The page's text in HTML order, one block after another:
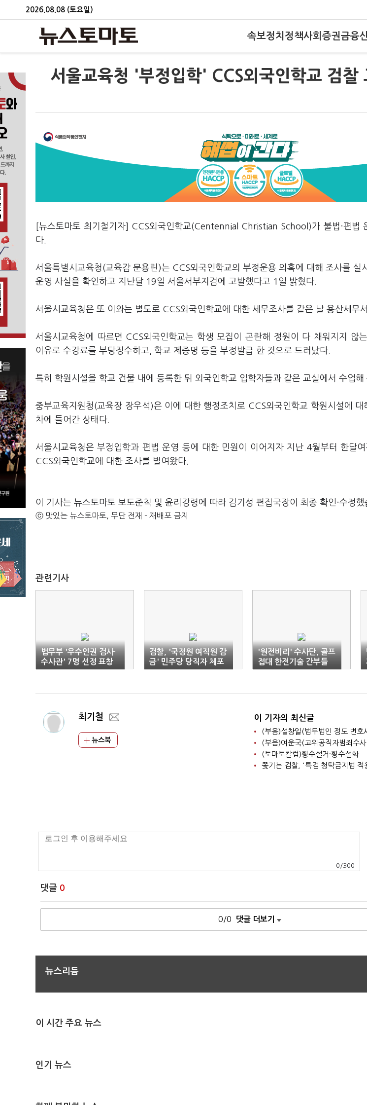
2026.08.08 (토요일)
속보정치 정책사회 증권금융
서울교육청 '부정입학' CCS외국인학교 검찰
[뉴스토마토 최기철기자] CCS외국인학교(Centennial Christian School)가 불법·편법
다.
서울특별시교육청(교육감 문용린)는 CCS외국인학교의 부정운용 의혹에 대해 조사를 실
운영 사실을 확인하고 지난달 19일 서울서부지검에 고발했다고 1일 밝혔다.
서울시교육청은 또 이와는 별도로 CCS외국인학교에 대한 세무조사를 같은 날 용산세무
서울시교육청에 따르면 CCS외국인학교는 학생 모집이 곤란해 정원이 다 채워지지 않
이유로 수강료를 부당징수하고, 학교 제증명 등을 부정발급 한 것으로 드러났다.
특히 학원시설을 학교 건물 내에 등록한 뒤 외국인학교 입학자들과 같은 교실에서 수업해
중부교육지원청(교육장 장우석)은 이에 대한 행정조치로 CCS외국인학교 학원시설에 대
차에 들어간 상태다.
서울시교육청은 부정입학과 편법 운영 등에 대한 민원이 이어지자 지난 4월부터 한달
CCS외국인학교에 대한 조사를 벌여왔다.
이 기사는 뉴스토마토 보도준칙 및 윤리강령에 따라 김기성 편집국장이 최종 확인·수정했
ⓒ 맛있는 뉴스토마토, 무단 전재 - 재배포 금지
관련기사
법무부 '우수인권 검사·
수사관' 7명 선정 표창
검찰, '국정원 여직원 감
금' 민주당 당직자 체포
'원전비리' 수사단, 골프
접대 한전기술 간부들
재판에 넘겨
최기철
뉴스북
이 기자의 최신글
(부음)설창일(법무법인 정도 변호
(부음)여운국(고위공직자범죄수
(토마토칼럼)횡수설거·횡수설화
쫓기는 검찰, '특검 청탁금지법
0 /300
댓글 0
0/0 댓글 더보기
뉴스리듬
이 시간 주요 뉴스
인기 뉴스